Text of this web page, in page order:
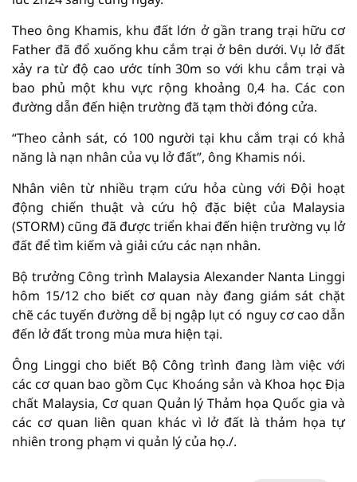
Theo ông Khamis, khu đất lớn ở gần trang trại hữu cơ
Father đã đổ xuống khu cắm trại ở bên dưới. Vụ lở đất
xảy ra từ độ cao ước tính 30m so với khu cắm trại và
bao phủ một khu vực rộng khoảng 0,4 ha. Các con
đường dẫn đến hiện trường đã tạm thời đóng cửa.
“Theo cảnh sát, có 100 người tại khu cắm trại có khả
năng là nạn nhân của vụ lở đất”, ông Khamis nói.
Nhân viên từ nhiều trạm cứu hỏa cùng với Đội hoạt
động chiến thuật và cứu hộ đặc biệt của Malaysia
(STORM) cũng đã được triển khai đến hiện trường vụ lở
đất để tìm kiếm và giải cứu các nạn nhân.
Bộ trưởng Công trình Malaysia Alexander Nanta Linggi
hôm 15/12 cho biết cơ quan này đang giám sát chặt
chẽ các tuyến đường dễ bị ngập lụt có nguy cơ cao dẫn
đến lở đất trong mùa mưa hiện tại.
Ông Linggi cho biết Bộ Công trình đang làm việc với
các cơ quan bao gồm Cục Khoáng sản và Khoa học Địa
chất Malaysia, Cơ quan Quản lý Thảm họa Quốc gia và
các cơ quan liên quan khác vì lở đất là thảm họa tự
nhiên trong phạm vi quản lý của họ./.